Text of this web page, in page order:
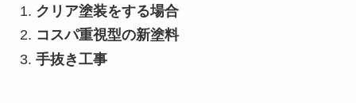
クリア塗装をする場合
コスパ重視型の新塗料
手抜き工事